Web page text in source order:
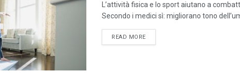
L’attività fisica e lo sport aiutano a
Secondo i medici sì: migliorano tono
READ MOREDETAILS